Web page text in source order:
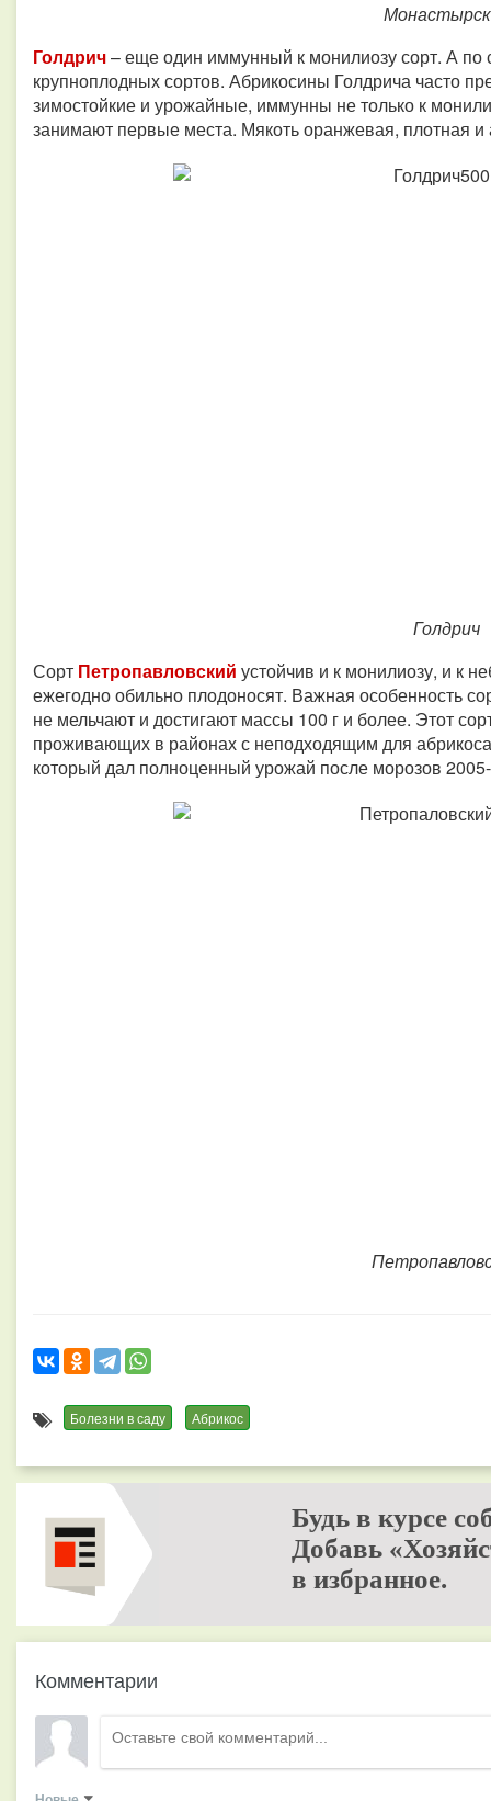
Голдрич– еще один иммунный к монилиозу сорт. А по
крупноплодных сортов. Абрикосины Голдрича часто
зимостойкие и урожайные, иммунны не только к
занимают первые места. Мякоть оранжевая, плотная и
Голдрич
Сорт Петропавловский устойчив и к монилиозу, и к
ежегодно обильно плодоносят. Важная особенность
не мельчают и достигают массы 100 г и более. Этот
проживающих в районах с неподходящим для
который дал полноценный урожай после морозов
Болезни в саду Абрикос
Будь в курсе
Добавь
в избранное.
Комментарии